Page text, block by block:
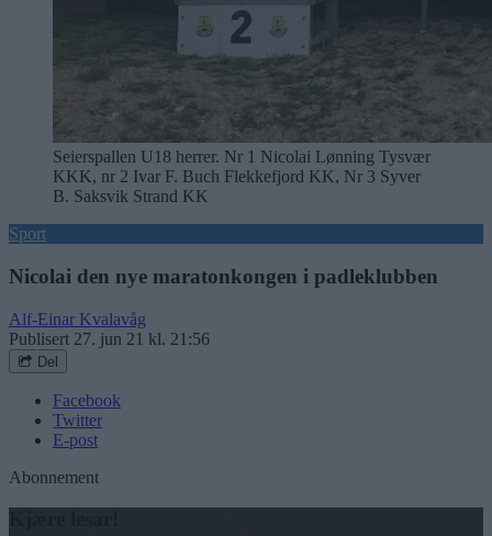
Seierspallen U18 herrer. Nr 1 Nicolai Lønning Tysvær
KKK, nr 2 Ivar F. Buch Flekkefjord KK, Nr 3 Syver
B. Saksvik Strand KK
Sport
Nicolai den nye maratonkongen i padleklubben
Alf-Einar Kvalavåg
Publisert 27. jun 21 kl. 21:56
Del
Facebook
Twitter
E-post
Abonnement